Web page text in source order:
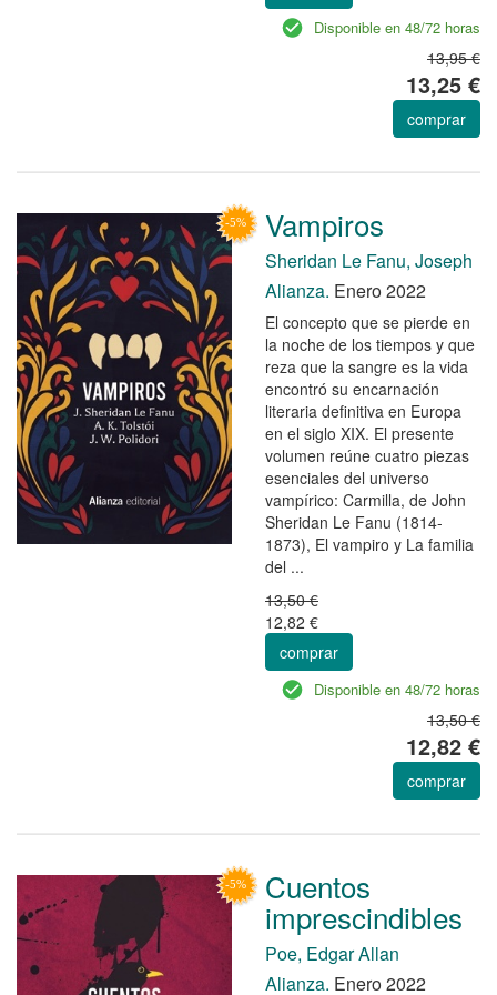
Disponible en 48/72 horas
13,95 €
13,25 €
comprar
Vampiros
Sheridan Le Fanu, Joseph
Alianza. Enero 2022
El concepto que se pierde en
la noche de los tiempos y que
reza que la sangre es la vida
encontró su encarnación
literaria definitiva en Europa
en el siglo XIX. El presente
volumen reúne cuatro piezas
esenciales del universo
vampírico: Carmilla, de John
Sheridan Le Fanu (1814-
1873), El vampiro y La familia
del ...
13,50 €
12,82 €
comprar
Disponible en 48/72 horas
13,50 €
12,82 €
comprar
Cuentos
imprescindibles
Poe, Edgar Allan
Alianza. Enero 2022